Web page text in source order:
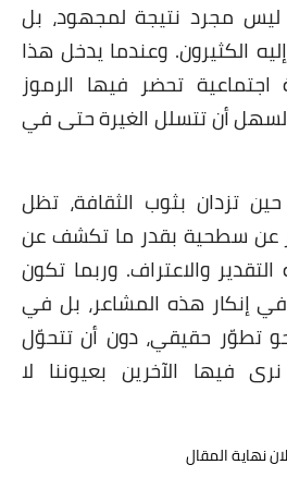
ليس مجرد نتيجة لمجهود، بل
الكثيرون. وعندما يدخل هذا
تحضر فيها الرموز
أن تتسلل الغيرة حتى في
تزدان بثوب الثقافة، تظل
عن سطحية بقدر ما تكشف عن
والاعتراف. وربما تكون
إنكار هذه المشاعر، بل في
تطوّر حقيقي، دون أن تتحوّل
فيها الآخرين بعيوننا لا
نهاية المقال